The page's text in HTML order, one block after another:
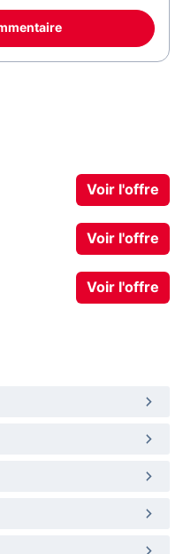
Voir l'offre
Voir l'offre
Voir l'offre